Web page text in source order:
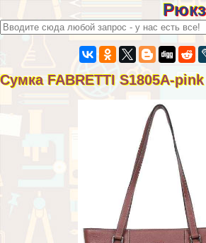
Сумка FABRETTI S1805A-